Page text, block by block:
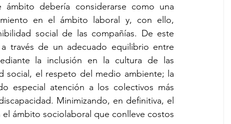
debería considerarse como una
en el ámbito laboral y, con ello,
social de las compañías. De este
través de un adecuado equilibrio entre
la inclusión en la cultura de las
social, el respeto del medio ambiente; la
especial atención a los colectivos más
Minimizando, en definitiva, el
ámbito sociolaboral que conlleve costos